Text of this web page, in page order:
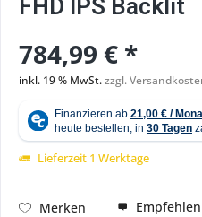
FHD IPS Backlit
784,99 € *
inkl. 19 % MwSt.zzgl.
Lieferzeit 1 Werktage
Merken Empfehlen